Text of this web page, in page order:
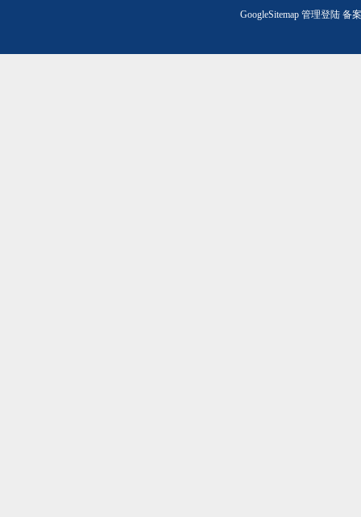
GoogleSitemap 管理登陆 备